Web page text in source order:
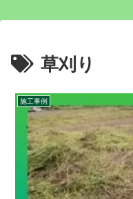
草刈り
施工事例